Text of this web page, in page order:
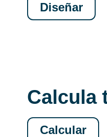
Diseñar
Calcula
Calcular